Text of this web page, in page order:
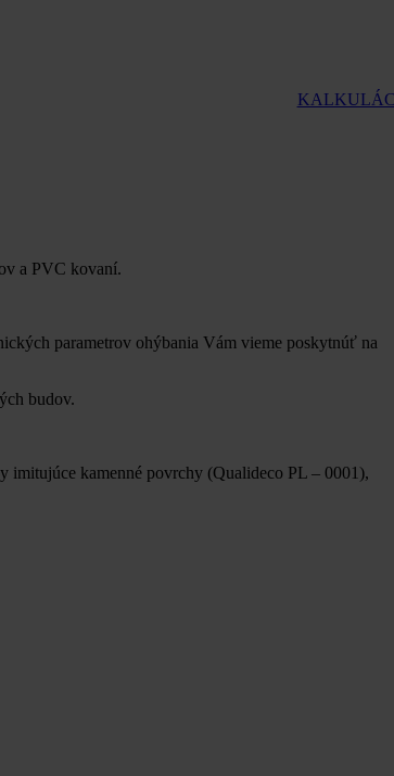
a PVC kovaní.
parametrov ohýbania Vám vieme poskytnúť na
budov.
kamenné povrchy (Qualideco PL – 0001),